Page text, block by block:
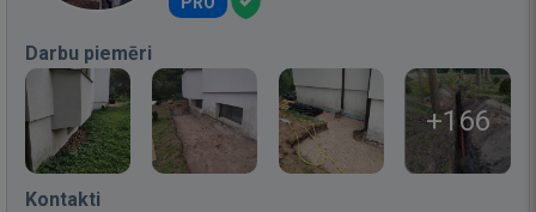
Darbu piemēri
+166
Kontakti